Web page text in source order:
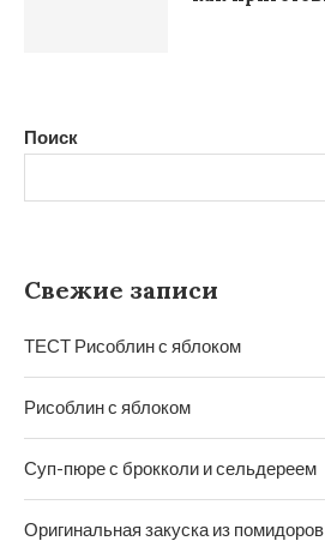
Поиск
Свежие записи
ТЕСТ Рисоблин с яблоком
Рисоблин с яблоком
Суп-пюре с брокколи и сельдереем
Оригинальная закуска из помидоров